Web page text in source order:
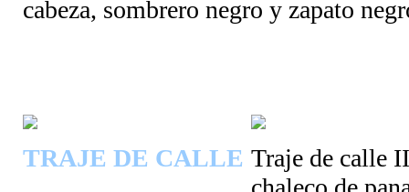
cabeza, sombrero negro y zapato
TRAJE DE CALLE Traje de calle